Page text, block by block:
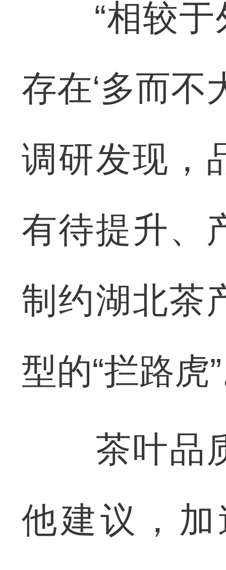
“相较于
存在‘多而不
调研发现，
有待提升、
制约湖北茶
型的“拦路虎
茶叶品质
他建议，